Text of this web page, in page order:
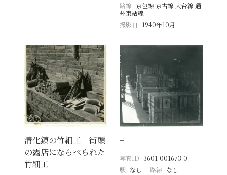
路線 京包線 京古線 大台線 通
州東站線
撮影日
1940年10月
清化鎮の竹細工 街頭
の露店にならべられた
竹細工
−
写真ID 3601-001673-0
駅 なし 路線 なし